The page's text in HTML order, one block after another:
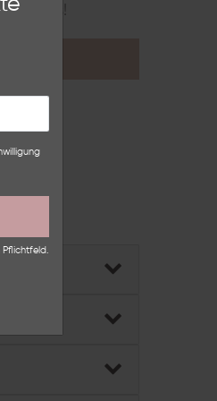
uns!
Pflichtfeld.